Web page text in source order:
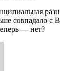
совпадало с
— нет?